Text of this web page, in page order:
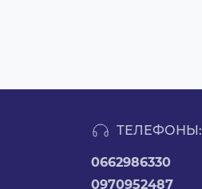
ТЕЛЕФОНЫ:
0662986330
0970952487